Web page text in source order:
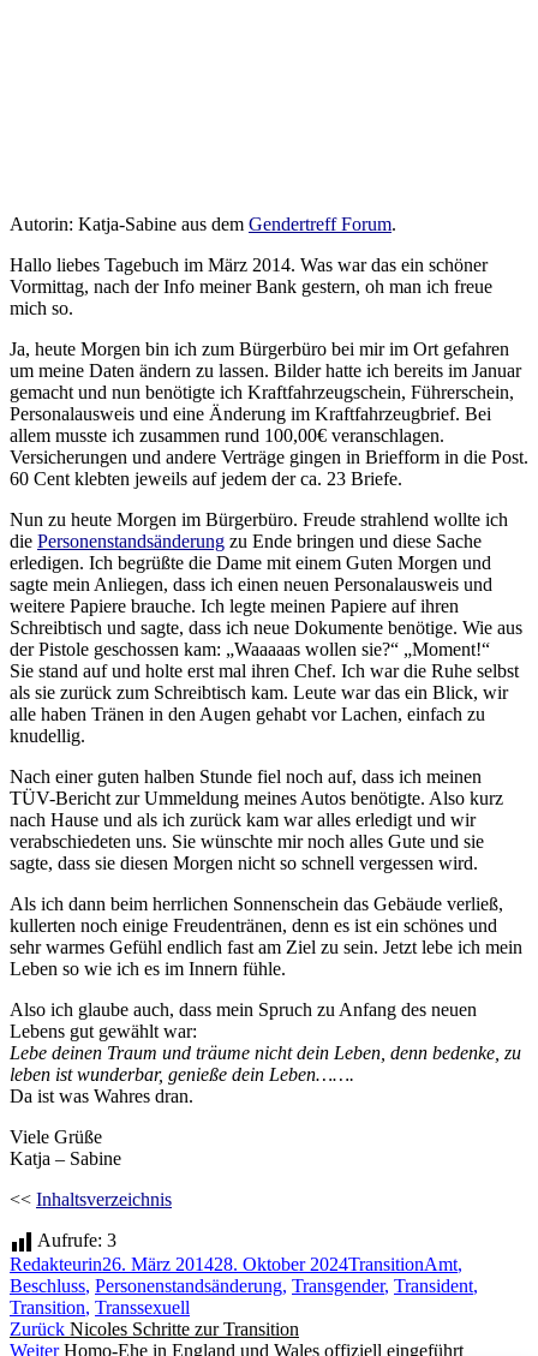
Autorin: Katja-Sabine aus dem Gendertreff Forum.
Hallo liebes Tagebuch im März 2014. Was war das ein schöner
Vormittag, nach der Info meiner Bank gestern, oh man ich freue
mich so.
Ja, heute Morgen bin ich zum Bürgerbüro bei mir im Ort gefahren
um meine Daten ändern zu lassen. Bilder hatte ich bereits im Januar
gemacht und nun benötigte ich Kraftfahrzeugschein, Führerschein,
Personalausweis und eine Änderung im Kraftfahrzeugbrief. Bei
allem musste ich zusammen rund 100,00€ veranschlagen.
Versicherungen und andere Verträge gingen in Briefform in die Post.
60 Cent klebten jeweils auf jedem der ca. 23 Briefe.
Nun zu heute Morgen im Bürgerbüro. Freude strahlend wollte ich
die Personenstandsänderung zu Ende bringen und diese Sache
erledigen. Ich begrüßte die Dame mit einem Guten Morgen und
sagte mein Anliegen, dass ich einen neuen Personalausweis und
weitere Papiere brauche. Ich legte meinen Papiere auf ihren
Schreibtisch und sagte, dass ich neue Dokumente benötige. Wie aus
der Pistole geschossen kam: „Waaaaas wollen sie?“ „Moment!“
Sie stand auf und holte erst mal ihren Chef. Ich war die Ruhe selbst
als sie zurück zum Schreibtisch kam. Leute war das ein Blick, wir
alle haben Tränen in den Augen gehabt vor Lachen, einfach zu
knudellig.
Nach einer guten halben Stunde fiel noch auf, dass ich meinen
TÜV-Bericht zur Ummeldung meines Autos benötigte. Also kurz
nach Hause und als ich zurück kam war alles erledigt und wir
verabschiedeten uns. Sie wünschte mir noch alles Gute und sie
sagte, dass sie diesen Morgen nicht so schnell vergessen wird.
Als ich dann beim herrlichen Sonnenschein das Gebäude verließ,
kullerten noch einige Freudentränen, denn es ist ein schönes und
sehr warmes Gefühl endlich fast am Ziel zu sein. Jetzt lebe ich mein
Leben so wie ich es im Innern fühle.
Also ich glaube auch, dass mein Spruch zu Anfang des neuen
Lebens gut gewählt war:
Lebe deinen Traum und träume nicht dein Leben, denn bedenke, zu
leben ist wunderbar, genieße dein Leben…….
Da ist was Wahres dran.
Viele Grüße
Katja – Sabine
<< Inhaltsverzeichnis
Aufrufe: 3
Autor
RedakteurinVeröffentlicht
am
26. März 201428. Oktober 2024Kategorien
TransitionSchlagwörter
Amt,
Beschluss, Personenstandsänderung, Transgender, Transident,
Transition, Transsexuell
Beitragsnavigation
Zurück Vorheriger
Beitrag:
Nicoles Schritte zur Transition
Weiter Nächster
Homo-Ehe in England und Wales offiziell eingeführt